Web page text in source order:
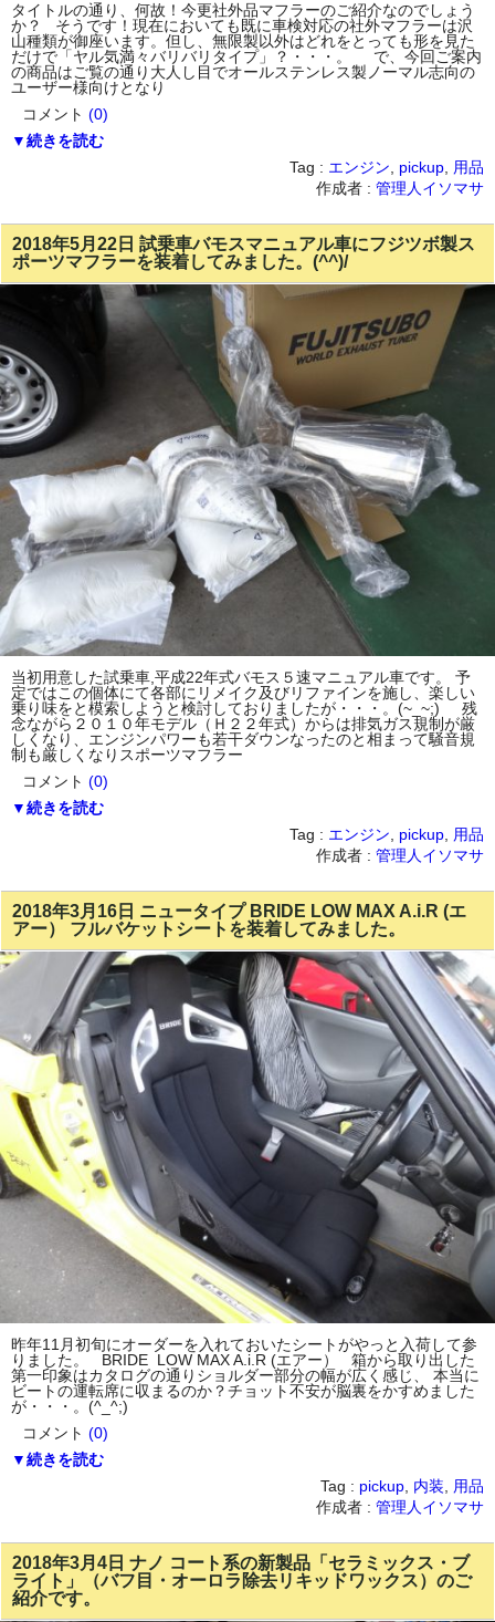
タイトルの通り、何故！今更社外品マフラーのご紹介なのでしょう
か？ そうです！現在においても既に車検対応の社外マフラーは沢
山種類が御座います。但し、無限製以外はどれをとっても形を見た
だけで「ヤル気満々バリバリタイプ」？・・・。 で、今回ご案内
の商品はご覧の通り大人し目でオールステンレス製ノーマル志向の
ユーザー様向けとなり
コメント (0)
▼続きを読む
Tag : エンジン pickup
用品
作成者 : 管理人イソマサ
2018年5月22日 試乗車バモスマニュアル車にフジツボ製ス
ポーツマフラーを装着してみました。(^^)/
当初用意した試乗車,平成22年式バモス５速マニュアル車です。 予
定ではこの個体にて各部にリメイク及びリファインを施し、楽しい
乗り味をと模索しようと検討しておりましたが・・・。(~_~;) 残
念ながら２０１０年モデル（Ｈ２２年式）からは排気ガス規制が厳
しくなり、エンジンパワーも若干ダウンなったのと相まって騒音規
制も厳しくなりスポーツマフラー
コメント (0)
▼続きを読む
Tag : エンジン pickup
用品
作成者 : 管理人イソマサ
2018年3月16日 ニュータイプ BRIDE LOW MAX A.i.R (エ
アー） フルバケットシートを装着してみました。
昨年11月初旬にオーダーを入れておいたシートがやっと入荷して参
りました。 BRIDE LOW MAX A.i.R (エアー） 箱から取り出した
第一印象はカタログの通りショルダー部分の幅が広く感じ、 本当に
ビートの運転席に収まるのか？チョット不安が脳裏をかすめました
が・・・。(^_^;)
コメント (0)
▼続きを読む
Tag : pickup 内装
用品
作成者 : 管理人イソマサ
2018年3月4日 ナノ コート系の新製品「セラミックス・ブ
ライト」（バフ目・オーロラ除去リキッドワックス）のご
紹介です。